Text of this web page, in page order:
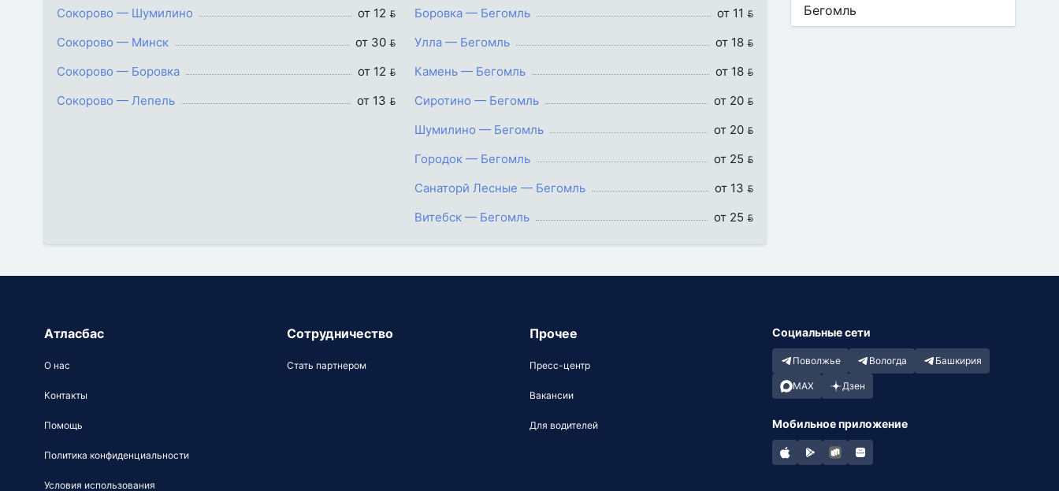
Сокорово — Шумилино
от 12 
Сокорово — Минск
от 30 
Сокорово — Боровка
от 12 
Сокорово — Лепель
от 13 
Боровка — Бегомль
от 11 
Улла — Бегомль
от 18 
Камень — Бегомль
от 18 
Сиротино — Бегомль
от 20 
Шумилино — Бегомль
от 20 
Городок — Бегомль
от 25 
Санаторй Лесные — Бегомль
от 13 
Витебск — Бегомль
от 25 
Бегомль
Атласбас
О нас
Контакты
Помощь
Политика конфиденциальности
Условия использования
Сотрудничество
Стать партнером
Прочее
Пресс-центр
Вакансии
Для водителей
Социальные сети
Поволжье Вологда Башкирия
MAX Дзен
Мобильное приложение